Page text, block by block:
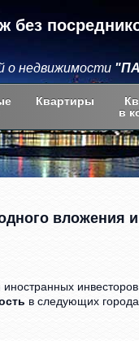
без
о недвижимости
Квартиры
в
вложения
в следующих